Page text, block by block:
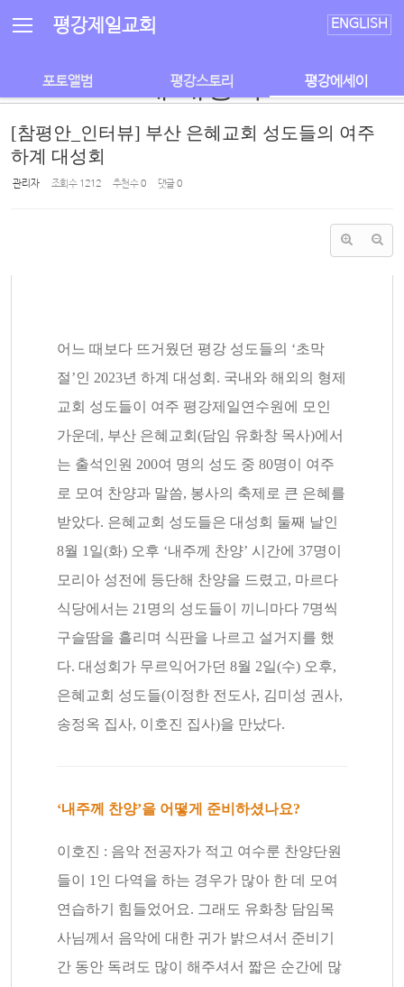
평강제일교회 ENGLISH
포토앨범 평강스토리 평강에세이
[참평안_인터뷰] 부산 은혜교회 성도들의 여주
하계 대성회
관리자 조회 수 1212 추천 수0 댓글0
부산 은혜교회 성도들의 여주 하
계 대성회
어느 때보다 뜨거웠던 평강 성도들의 ‘초막
절’인 2023년 하계 대성회. 국내와 해외의 형제
교회 성도들이 여주 평강제일연수원에 모인
가운데, 부산 은혜교회(담임 유화창 목사)에서
는 출석인원 200여 명의 성도 중 80명이 여주
로 모여 찬양과 말씀, 봉사의 축제로 큰 은혜를
받았다. 은혜교회 성도들은 대성회 둘째 날인
8월 1일(화) 오후 ‘내주께 찬양’ 시간에 37명이
모리아 성전에 등단해 찬양을 드렸고, 마르다
식당에서는 21명의 성도들이 끼니마다 7명씩
구슬땀을 흘리며 식판을 나르고 설거지를 했
다. 대성회가 무르익어가던 8월 2일(수) 오후,
은혜교회 성도들(이정한 전도사, 김미성 권사,
송정옥 집사, 이호진 집사)을 만났다.
‘내주께 찬양’을 어떻게 준비하셨나요?
이호진 : 음악 전공자가 적고 여수룬 찬양단원
들이 1인 다역을 하는 경우가 많아 한 데 모여
연습하기 힘들었어요. 그래도 유화창 담임목
사님께서 음악에 대한 귀가 밝으셔서 준비기
간 동안 독려도 많이 해주셔서 짧은 순간에 많